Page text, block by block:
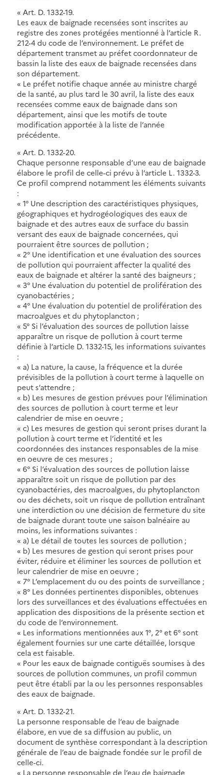
« Art. D. 1332-19.
Les eaux de baignade recensées sont inscrites au
registre des zones protégées mentionné à l’article R.
212-4 du code de l’environnement. Le préfet de
département transmet au préfet coordonnateur de
bassin la liste des eaux de baignade recensées dans
son département.
« Le préfet notifie chaque année au ministre chargé
de la santé, au plus tard le 30 avril, la liste des eaux
recensées comme eaux de baignade dans son
département, ainsi que les motifs de toute
modification apportée à la liste de l’année
précédente.
« Art. D. 1332-20.
Chaque personne responsable d’une eau de baignade
élabore le profil de celle-ci prévu à l’article L. 1332-3.
Ce profil comprend notamment les éléments suivants
:
« 1° Une description des caractéristiques physiques,
géographiques et hydrogéologiques des eaux de
baignade et des autres eaux de surface du bassin
versant des eaux de baignade concernées, qui
pourraient être sources de pollution ;
« 2° Une identification et une évaluation des sources
de pollution qui pourraient affecter la qualité des
eaux de baignade et altérer la santé des baigneurs ;
« 3° Une évaluation du potentiel de prolifération des
cyanobactéries ;
« 4° Une évaluation du potentiel de prolifération des
macroalgues et du phytoplancton ;
« 5° Si l’évaluation des sources de pollution laisse
apparaître un risque de pollution à court terme
définie à l’article D. 1332-15, les informations suivantes
:
« a) La nature, la cause, la fréquence et la durée
prévisibles de la pollution à court terme à laquelle on
peut s’attendre ;
« b) Les mesures de gestion prévues pour l’élimination
des sources de pollution à court terme et leur
calendrier de mise en oeuvre ;
« c) Les mesures de gestion qui seront prises durant la
pollution à court terme et l’identité et les
coordonnées des instances responsables de la mise
en oeuvre de ces mesures ;
« 6° Si l’évaluation des sources de pollution laisse
apparaître soit un risque de pollution par des
cyanobactéries, des macroalgues, du phytoplancton
ou des déchets, soit un risque de pollution entraînant
une interdiction ou une décision de fermeture du site
de baignade durant toute une saison balnéaire au
moins, les informations suivantes :
« a) Le détail de toutes les sources de pollution ;
« b) Les mesures de gestion qui seront prises pour
éviter, réduire et éliminer les sources de pollution et
leur calendrier de mise en oeuvre ;
« 7° L’emplacement du ou des points de surveillance ;
« 8° Les données pertinentes disponibles, obtenues
lors des surveillances et des évaluations effectuées en
application des dispositions de la présente section et
du code de l’environnement.
« Les informations mentionnées aux 1°, 2° et 6° sont
également fournies sur une carte détaillée, lorsque
cela est faisable.
« Pour les eaux de baignade contiguës soumises à des
sources de pollution communes, un profil commun
peut être établi par la ou les personnes responsables
des eaux de baignade.
« Art. D. 1332-21.
La personne responsable de l’eau de baignade
élabore, en vue de sa diffusion au public, un
document de synthèse correspondant à la description
générale de l’eau de baignade fondée sur le profil de
celle-ci.
« La personne responsable de l’eau de baignade